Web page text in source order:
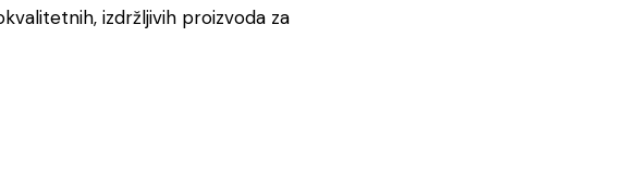
izdržljivih proizvoda za